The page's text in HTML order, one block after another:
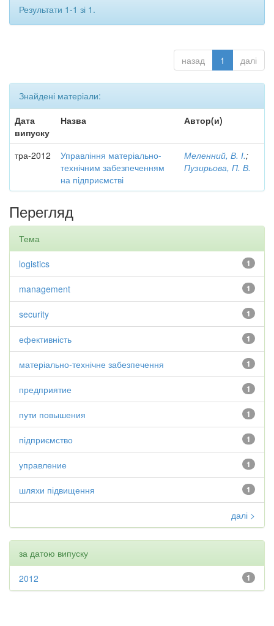
Результати 1-1 зі 1.
назад 1 далі
Знайдені матеріали:
Дата
випуску
Назва Автор(и)
тра-2012
Управління матеріально-
технічним забезпеченням
на підприємстві
Меленний, В. І.;
Пузирьова, П. В.
Перегляд
Тема
1
logistics
1
management
1
security
1
ефективність
1
матеріально-технічне забезпечення
1
предприятие
1
пути повышения
1
підприємство
1
управление
1
шляхи підвищення
далі >
за датою випуску
1
2012